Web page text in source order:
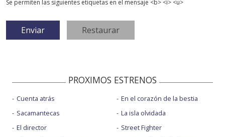
Se permiten las siguientes etiquetas en el mensaje <b> <i> <u>
PROXIMOS ESTRENOS
Cuenta atrás
Sacamantecas
El director
En el corazón de la bestia
La isla olvidada
Street Fighter